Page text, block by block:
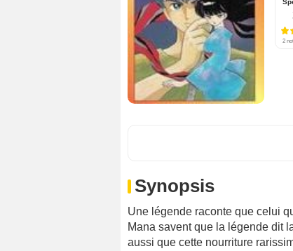
2
Synopsis
Une légende raconte que celui
Mana savent que la légende dit
aussi que cette nourriture